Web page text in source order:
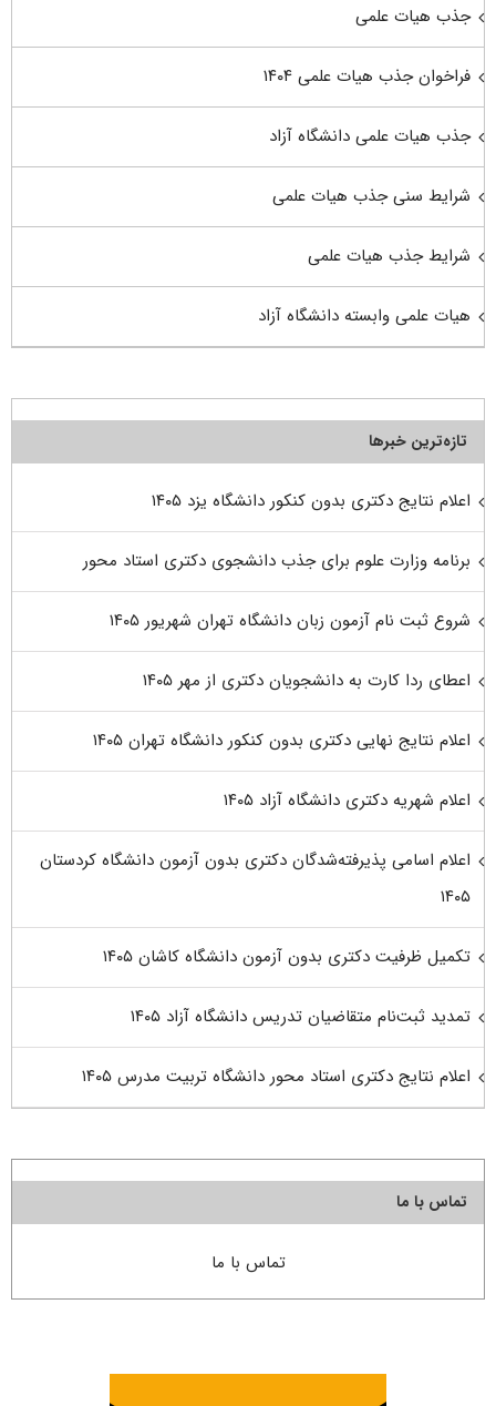
جذب هیات علمی
فراخوان جذب هیات علمی ۱۴۰۴
جذب هیات علمی دانشگاه آزاد
شرایط سنی جذب هیات علمی
شرایط جذب هیات علمی
هیات علمی وابسته دانشگاه آزاد
تازه‌ترین خبرها
اعلام نتایج دکتری بدون کنکور دانشگاه یزد ۱۴۰۵
برنامه وزارت علوم برای جذب دانشجوی دکتری استاد محور
شروع ثبت نام آزمون زبان دانشگاه تهران شهریور ۱۴۰۵
اعطای ردا کارت به دانشجویان دکتری از مهر ۱۴۰۵
اعلام نتایج نهایی دکتری بدون کنکور دانشگاه تهران ۱۴۰۵
اعلام شهریه دکتری دانشگاه آزاد ۱۴۰۵
اعلام اسامی پذیرفته‌شدگان دکتری بدون آزمون دانشگاه کردستان
۱۴۰۵
تکمیل ظرفیت دکتری بدون آزمون دانشگاه کاشان ۱۴۰۵
تمدید ثبت‌نام متقاضیان تدریس دانشگاه آزاد ۱۴۰۵
اعلام نتایج دکتری استاد محور دانشگاه تربیت مدرس ۱۴۰۵
تماس با ما
تماس با ما